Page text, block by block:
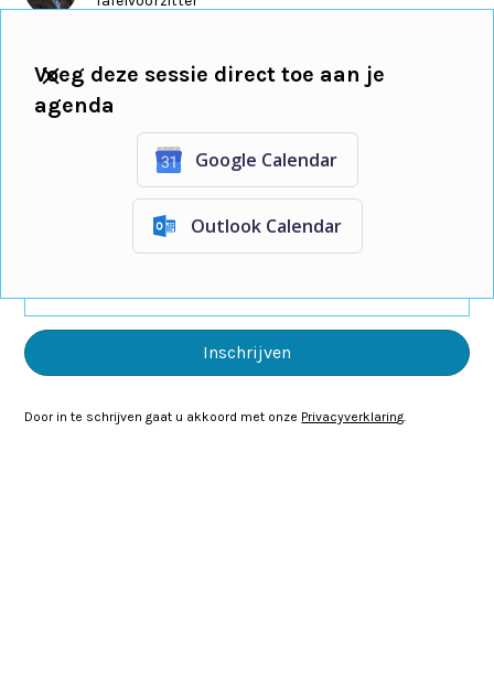
Voeg deze sessie direct toe aan je
agenda
Google Calendar
Outlook Calendar
Gastheereneigenaar
Inschrijven voor deze sessie
Door in te schrijven gaat u akkoord met onze Privacyverklaring.